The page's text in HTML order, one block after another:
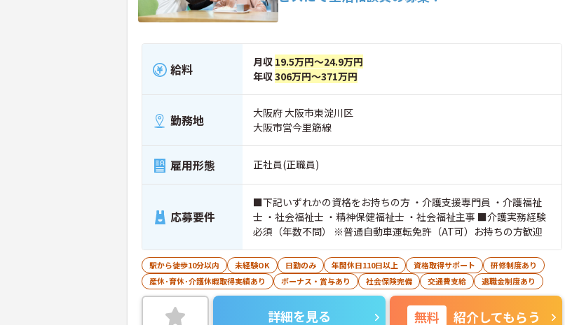
給料 月収 19.5万円～24.9万円
年収306万円～371万円
勤務地
大阪府 大阪市東淀川区
大阪市営今里筋線
雇用形態 正社員(正職員)
応募要件
■下記いずれかの資格をお持ちの方 ・介護支援専門員 ・介護福祉
士 ・社会福祉士 ・精神保健福祉士 ・社会福祉主事 ■介護実務経験
必須（年数不問） ※普通自動車運転免許（AT可）お持ちの方歓迎
駅から徒歩10分以内 未経験OK 日勤のみ 年間休日110日以上 資格取得サポート
研修制度あり
産休･育休･介護休暇取得実績あり
ボーナス・賞与あり 社会保険完備 交通費支給 退職金制度あり
詳細を見る 無料 紹介してもらう